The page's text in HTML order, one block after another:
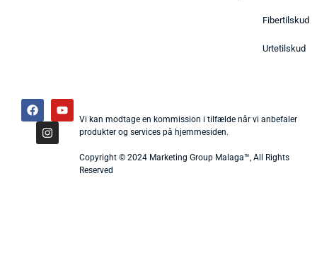
Fibertilskud
Urtetilskud
Vi kan modtage en kommission i tilfælde når vi anbefaler
produkter og services på hjemmesiden.
Copyright © 2024 Marketing Group Malaga™, All Rights
Reserved